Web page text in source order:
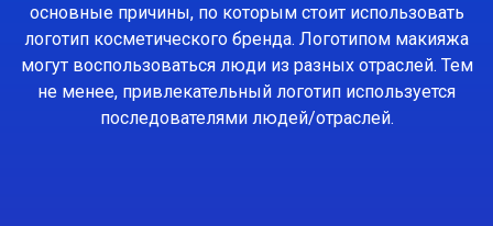
основные причины, по которым стоит использовать
логотип косметического бренда. Логотипом макияжа
могут воспользоваться люди из разных отраслей. Тем
не менее, привлекательный логотип используется
последователями людей/отраслей.